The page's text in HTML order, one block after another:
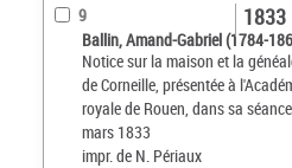
9
Ballin, Amand-Gabriel (1784-
Notice sur la maison et la
de Corneille, présentée à
royale de Rouen, dans sa
mars 1833
impr. de N. Périaux
1833